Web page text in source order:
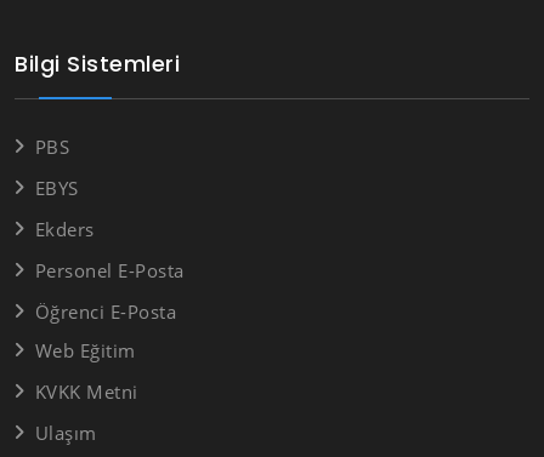
Bilgi Sistemleri
PBS
EBYS
Ekders
Personel E-Posta
Öğrenci E-Posta
Web Eğitim
KVKK Metni
Ulaşım